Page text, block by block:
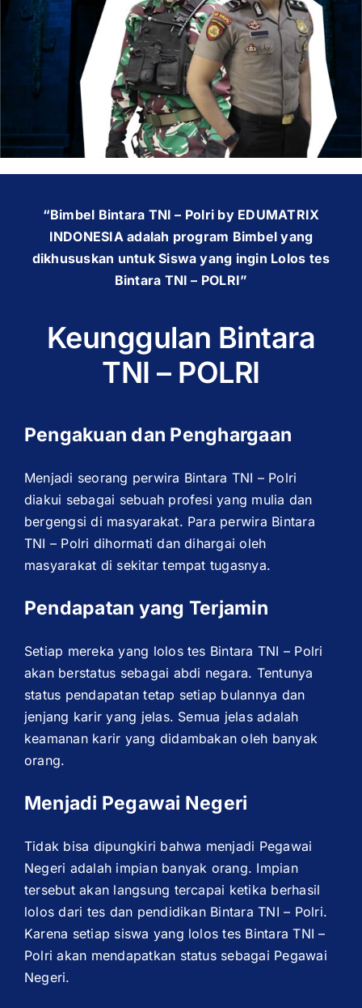
“Bimbel Bintara TNI – Polri by EDUMATRIX
INDONESIA adalah program Bimbel yang
dikhususkan untuk Siswa yang ingin Lolos tes
Bintara TNI – POLRI”
Keunggulan Bintara
TNI – POLRI
Pengakuan dan Penghargaan
Menjadi seorang perwira Bintara TNI – Polri
diakui sebagai sebuah profesi yang mulia dan
bergengsi di masyarakat. Para perwira Bintara
TNI – Polri dihormati dan dihargai oleh
masyarakat di sekitar tempat tugasnya.
Pendapatan yang Terjamin
Setiap mereka yang lolos tes Bintara TNI – Polri
akan berstatus sebagai abdi negara. Tentunya
status pendapatan tetap setiap bulannya dan
jenjang karir yang jelas. Semua jelas adalah
keamanan karir yang didambakan oleh banyak
orang.
Menjadi Pegawai Negeri
Tidak bisa dipungkiri bahwa menjadi Pegawai
Negeri adalah impian banyak orang. Impian
tersebut akan langsung tercapai ketika berhasil
lolos dari tes dan pendidikan Bintara TNI – Polri.
Karena setiap siswa yang lolos tes Bintara TNI –
Polri akan mendapatkan status sebagai Pegawai
Negeri.